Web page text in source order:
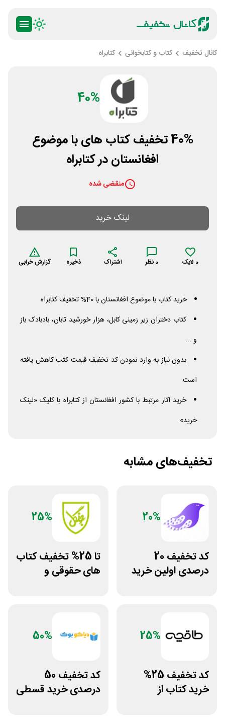
کانال تخفیف کتاب و کتابخوانی کتابراه
40%
40% تخفیف کتاب های با موضوع
افغانستان در کتابراه
منقضی شده
لینک خرید
0 لایک 0 نظر اشتراک ذخیره گزارش خرابی
خرید کتاب با موضوع افغانستان با 40% تخفیف کتابراه
کتاب دختران زیر زمینی کابل، هزار خورشید تابان، بادبادک باز
و ...
بدون نیاز به وارد نمودن کد تخفیف قیمت کتب کاهش یافته
است
خرید آثار مرتبط با کشور افغانستان از کتابراه با کلیک «لینک
خرید»
تخفیف‌های مشابه
20%
کد تخفیف 20
درصدی اولین خرید
25%
تا 25% تخفیف کتاب
های حقوقی و
25%
کد تخفیف 25%
خرید کتاب از
50%
کد تخفیف 50
درصدی خرید قسطی